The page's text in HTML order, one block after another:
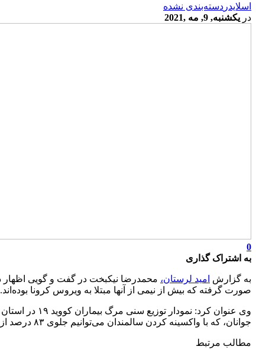
اسلایدر دسته‌بندی نشده
در یکشنبه, 9, مه ,2021
0
به اشتراک گذاری
به گزارش امید لرستان،
صورت گرفته که بیش از نیمی از آنها مبتلا به ویروس کرونا بوده‌اند.
جوانان، که با واکسینه کردن سالمندان می‌توانیم جلوی ۸۳ درصد از مرگ و میرها را بر اثر کرونا بگیریم.
مطالب مرتبط